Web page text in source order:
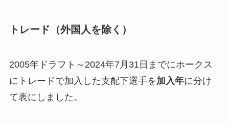
トレード（外国人を除く）
2005年ドラフト～2024年7月31日までにホークス
にトレードで加入した支配下選手を加入年に分け
て表にしました。